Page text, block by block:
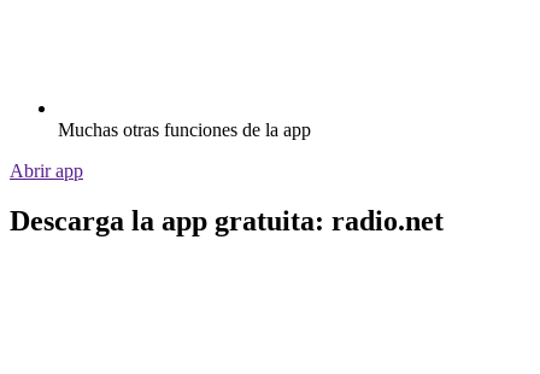
Muchas otras funciones de la app
Abrir app
Descarga la app gratuita: radio.net